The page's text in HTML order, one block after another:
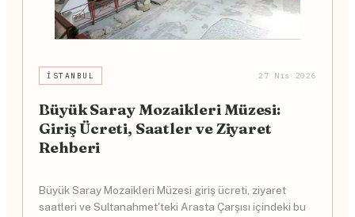
İSTANBUL 27 Nis 2026
Büyük Saray Mozaikleri Müzesi:
Giriş Ücreti, Saatler ve Ziyaret
Rehberi
Büyük Saray Mozaikleri Müzesi giriş ücreti, ziyaret
saatleri ve Sultanahmet'teki Arasta Çarşısı içindeki bu